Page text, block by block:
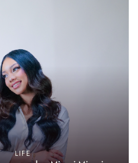
LIFE